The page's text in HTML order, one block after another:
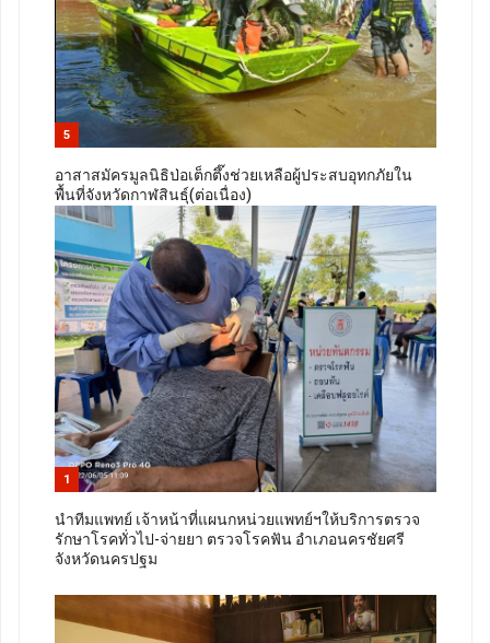
5
อาสาสมัครมูลนิธิป่อเต็กตึ๊งช่วยเหลือผู้ประสบอุทกภัยใน
พื้นที่จังหวัดกาฬสินธุ์(ต่อเนื่อง)
1
นำทีมแพทย์ เจ้าหน้าที่แผนกหน่วยแพทย์ฯให้บริการตรวจ
รักษาโรคทั่วไป-จ่ายยา ตรวจโรคฟัน อำเภอนครชัยศรี
จังหวัดนครปฐม